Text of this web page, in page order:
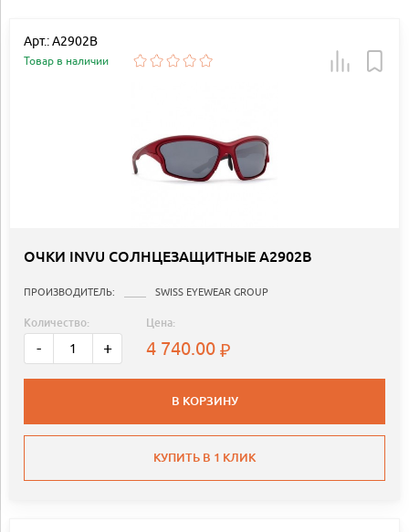
Арт.: A2902B
Товар в наличии
ОЧКИ INVU СОЛНЦЕЗАЩИТНЫЕ A2902B
ПРОИЗВОДИТЕЛЬ: SWISS EYEWEAR GROUP
Количество:
- +
Цена:
4 740.00
В КОРЗИНУ
КУПИТЬ В 1 КЛИК